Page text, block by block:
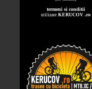
termeni si conditii
utilizare KERUCOV .ro